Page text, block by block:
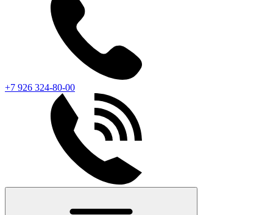
+7 926 324-80-00